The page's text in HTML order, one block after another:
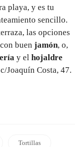
playa, y es tu
sencillo.
las opciones
buen jamón, o,
y el hojaldre
Joaquín Costa, 47.
Tortillas